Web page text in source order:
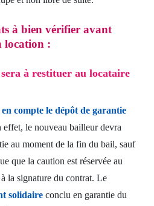
à bien vérifier avant
location :
à restituer au locataire
compte le dépôt de garantie
effet, le nouveau bailleur devra
au moment de la fin du bail, sauf
que la caution est réservée au
la signature du contrat. Le
solidaire conclu en garantie du